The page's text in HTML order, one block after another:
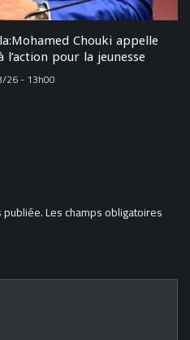
Chouki appelle
pour la jeunesse
26 - 13h00
Les champs obligatoires